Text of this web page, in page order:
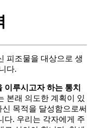
피조물을 대상으로 생
다.
루시고자 하는 통치
본래 의도한 계획이 있
목적을 달성함으로써
다. 우리는 각자에게 주